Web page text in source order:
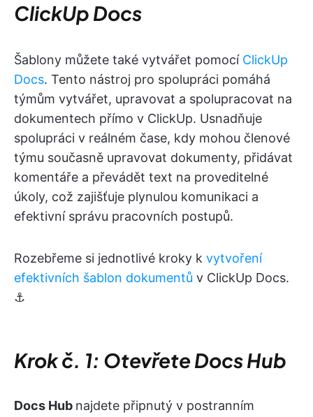
ClickUp Docs
Šablony můžete také vytvářet pomocí ClickUp
Docs. Tento nástroj pro spolupráci pomáhá
týmům vytvářet, upravovat a spolupracovat na
dokumentech přímo v ClickUp. Usnadňuje
spolupráci v reálném čase, kdy mohou členové
týmu současně upravovat dokumenty, přidávat
komentáře a převádět text na proveditelné
úkoly, což zajišťuje plynulou komunikaci a
efektivní správu pracovních postupů.
Rozebřeme si jednotlivé kroky k vytvoření
efektivních šablon dokumentů v ClickUp Docs.
⚓
Krok č. 1: Otevřete Docs Hub
Docs Hub najdete připnutý v postranním